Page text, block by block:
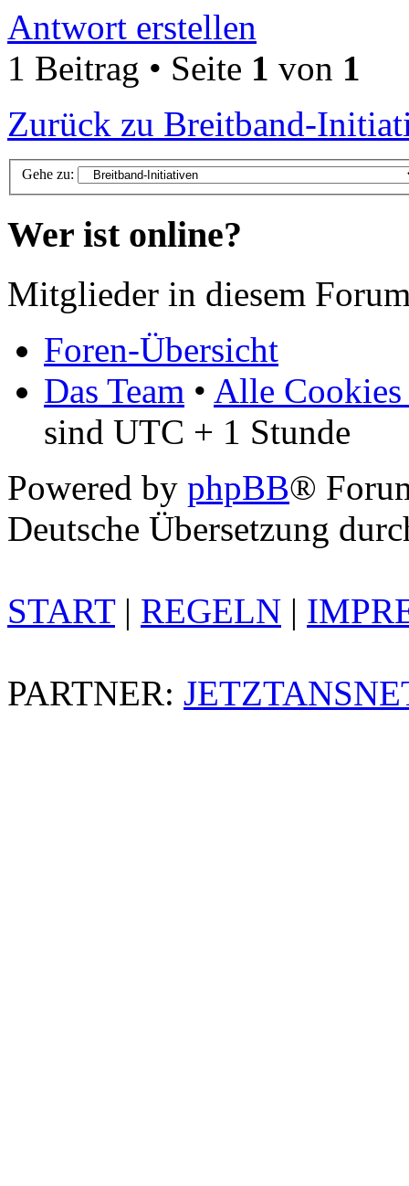
Antwort erstellen
1 Beitrag • Seite 1 von 1
Zurück zu Breitband-
Gehe zu:
Wer ist online?
Mitglieder in diesem
Foren-Übersicht
Das Team • Alle Cookies
sind UTC + 1 Stunde
Powered by phpBB®
Deutsche Übersetzung
START| REGELN |
PARTNER: